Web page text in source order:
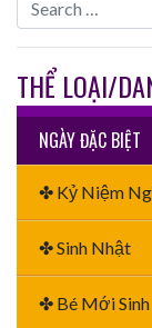
THỂ LOẠI/
NGÀY ĐẶC BIỆT
✤ Kỷ Niệm
✤ Sinh Nhật
✤ Bé Mới Sinh